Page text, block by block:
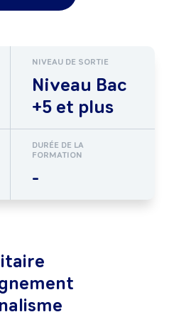
NIVEAU DE SORTIE
Niveau Bac
+5 et plus
DURÉE DE LA
FORMATION
-